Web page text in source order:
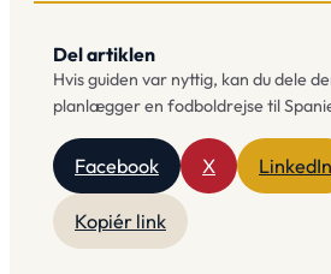
Del artiklen
Hvis guiden var nyttig, kan du dele
planlægger en fodboldrejse til
Facebook X LinkedIn
Kopiér link